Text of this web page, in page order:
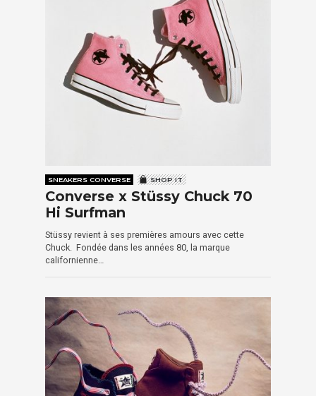
SNEAKERS CONVERSE SHOP IT
Converse x Stüssy Chuck 70
Hi Surfman
Stüssy revient à ses premières amours avec cette
Chuck. Fondée dans les années 80, la marque
californienne…